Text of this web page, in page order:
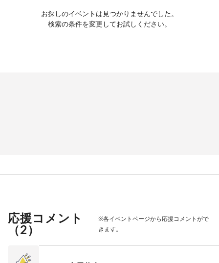
お探しのイベントは見つかりませんでした。
検索の条件を変更してお試しください。
応援コメント
（2）
※各イベントページから応援コメントがで
きます。